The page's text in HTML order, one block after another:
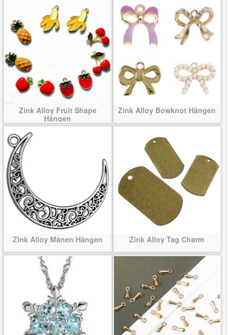
Zink Alloy Fruit Shape
Hängen
Zink Alloy Bowknot Hängen
Zink Alloy Månen Hängen Zink Alloy Tag Charm